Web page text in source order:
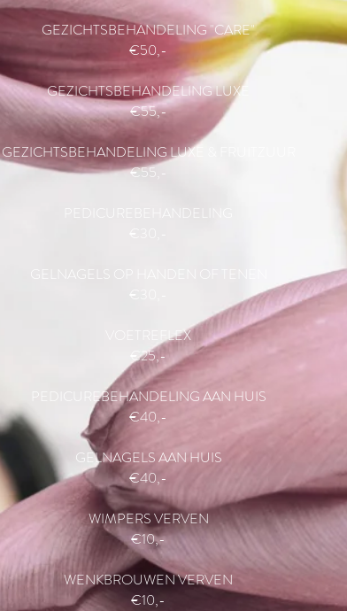
GEZICHTSBEHANDELING "CARE"
€50,-
GEZICHTSBEHANDELING LUXE
€55,-
GEZICHTSBEHANDELING LUXE & FRUITZUUR
€55,-
PEDICUREBEHANDELING
GELNAGELS OP HANDEN OF TENEN
€30,-
VOETREFLEX
€25,-
PEDICUREBEHANDELING AAN HUIS
€40,-
GELNAGELS AAN HUIS
€40,-
WIMPERS VERVEN
€10,-
WENKBROUWEN VERVEN
€10,-